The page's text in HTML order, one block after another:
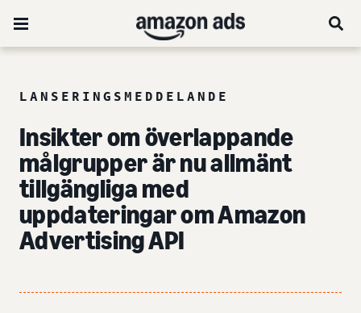
LANSERINGSMEDDELANDE
Insikter om överlappande
målgrupper är nu allmänt
tillgängliga med
uppdateringar om Amazon
Advertising API